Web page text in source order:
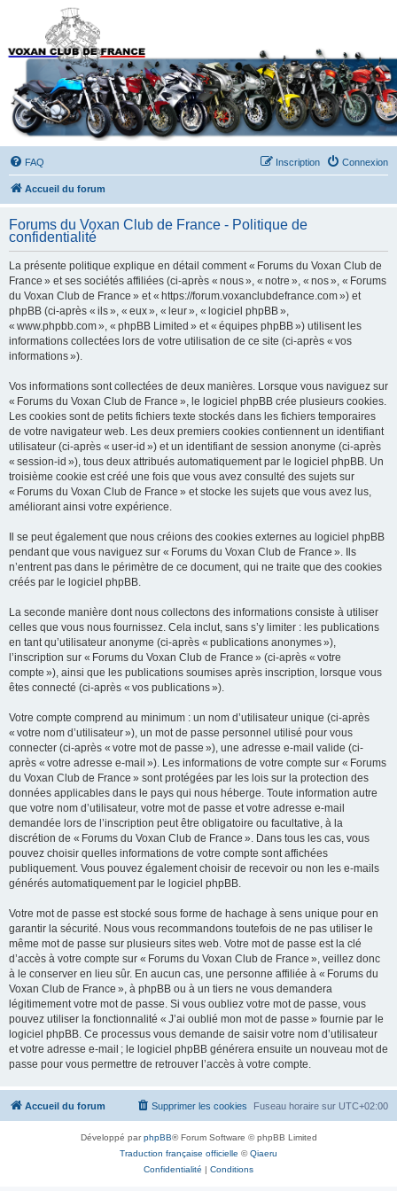
Forums du Voxan Club
de France
FAQ Connexion
Inscription
Accueil du forum
Forums du Voxan Club de France - Politique de
confidentialité
La présente politique explique en détail comment « Forums du Voxan Club de
France » et ses sociétés affiliées (ci-après « nous », « notre », « nos », « Forums
du Voxan Club de France » et « https://forum.voxanclubdefrance.com ») et
phpBB (ci-après « ils », « eux », « leur », « logiciel phpBB »,
« www.phpbb.com », « phpBB Limited » et « équipes phpBB ») utilisent les
informations collectées lors de votre utilisation de ce site (ci-après « vos
informations »).
Vos informations sont collectées de deux manières. Lorsque vous naviguez sur
« Forums du Voxan Club de France », le logiciel phpBB crée plusieurs cookies.
Les cookies sont de petits fichiers texte stockés dans les fichiers temporaires
de votre navigateur web. Les deux premiers cookies contiennent un identifiant
utilisateur (ci-après « user-id ») et un identifiant de session anonyme (ci-après
« session-id »), tous deux attribués automatiquement par le logiciel phpBB. Un
troisième cookie est créé une fois que vous avez consulté des sujets sur
« Forums du Voxan Club de France » et stocke les sujets que vous avez lus,
améliorant ainsi votre expérience.
Il se peut également que nous créions des cookies externes au logiciel phpBB
pendant que vous naviguez sur « Forums du Voxan Club de France ». Ils
n’entrent pas dans le périmètre de ce document, qui ne traite que des cookies
créés par le logiciel phpBB.
La seconde manière dont nous collectons des informations consiste à utiliser
celles que vous nous fournissez. Cela inclut, sans s’y limiter : les publications
en tant qu’utilisateur anonyme (ci-après « publications anonymes »),
l’inscription sur « Forums du Voxan Club de France » (ci-après « votre
compte »), ainsi que les publications soumises après inscription, lorsque vous
êtes connecté (ci-après « vos publications »).
Votre compte comprend au minimum : un nom d’utilisateur unique (ci-après
« votre nom d’utilisateur »), un mot de passe personnel utilisé pour vous
connecter (ci-après « votre mot de passe »), une adresse e-mail valide (ci-
après « votre adresse e-mail »). Les informations de votre compte sur « Forums
du Voxan Club de France » sont protégées par les lois sur la protection des
données applicables dans le pays qui nous héberge. Toute information autre
que votre nom d’utilisateur, votre mot de passe et votre adresse e-mail
demandée lors de l’inscription peut être obligatoire ou facultative, à la
discrétion de « Forums du Voxan Club de France ». Dans tous les cas, vous
pouvez choisir quelles informations de votre compte sont affichées
publiquement. Vous pouvez également choisir de recevoir ou non les e-mails
générés automatiquement par le logiciel phpBB.
Votre mot de passe est stocké sous forme de hachage à sens unique pour en
garantir la sécurité. Nous vous recommandons toutefois de ne pas utiliser le
même mot de passe sur plusieurs sites web. Votre mot de passe est la clé
d’accès à votre compte sur « Forums du Voxan Club de France », veillez donc
à le conserver en lieu sûr. En aucun cas, une personne affiliée à « Forums du
Voxan Club de France », à phpBB ou à un tiers ne vous demandera
légitimement votre mot de passe. Si vous oubliez votre mot de passe, vous
pouvez utiliser la fonctionnalité « J’ai oublié mon mot de passe » fournie par le
logiciel phpBB. Ce processus vous demande de saisir votre nom d’utilisateur
et votre adresse e-mail ; le logiciel phpBB générera ensuite un nouveau mot de
passe pour vous permettre de retrouver l’accès à votre compte.
Accueil du forum Fuseau horaire sur UTC+02:00
Supprimer les cookies
Développé parphpBB® Forum Software © phpBB Limited
Traduction française officielle ©Qiaeru
Confidentialité
Conditions